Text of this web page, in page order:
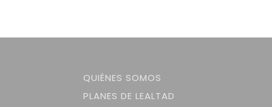
QUIÉNES SOMOS
PLANES DE LEALTAD